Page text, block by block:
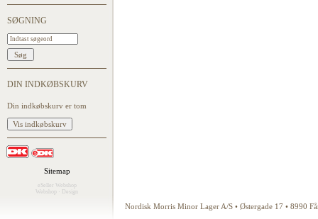
SØGNING
DIN INDKØBSKURV
Din indkøbskurv er tom
Sitemap
eSeller Webshop
Webshop
Design
Nordisk Morris Minor Lager A/S • Østergade 17 • 8990